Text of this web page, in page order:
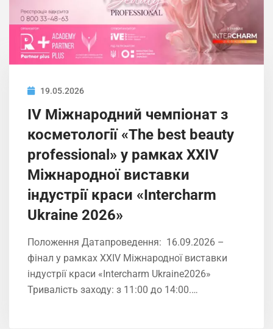
19.05.2026
IV Міжнародний чемпіонат з
косметології «The best beauty
professional» у рамках XXIV
Міжнародної виставки
індустрії краси «Intercharm
Ukrainе 2026»
Положення Датапроведення: 16.09.2026 –
фінал у рамках XXIV Міжнародної виставки
індустрії краси «Intercharm Ukrainе2026»
Тривалість заходу: з 11:00 до 14:00.…